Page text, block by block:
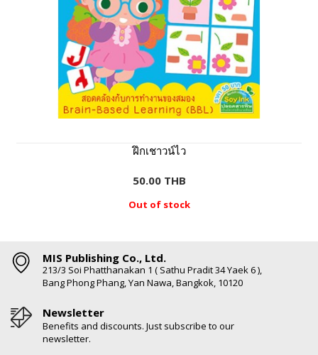
ฝึกเชาวน์ไว
50.00 THB
Out of stock
MIS Publishing Co., Ltd.
213/3 Soi Phatthanakan 1 ( Sathu Pradit 34 Yaek 6 ),
Bang Phong Phang, Yan Nawa, Bangkok, 10120
Newsletter
Benefits and discounts. Just subscribe to our
newsletter.